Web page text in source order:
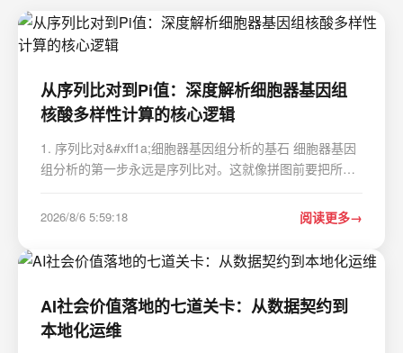
从序列比对到Pi值：深度解析细胞器基因组
核酸多样性计算的核心逻辑
1. 序列比对&#xff1a;细胞器基因组分析的基石 细胞器基因
组分析的第一步永远是序列比对。这就像拼图前要把所有
有计算都是空中楼阁。我处理过上百个叶绿体和线粒体基
2026/8/6 5:59:18 阅读更多
AI社会价值落地的七道关卡：从数据契约到
本地化运维